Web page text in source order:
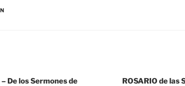
De los Sermones de ROSARIO de